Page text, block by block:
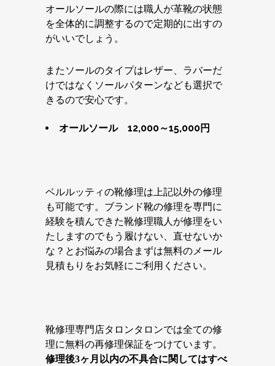
オールソールの際には職人が革靴の状態
を全体的に調整するので定期的に出すの
がいいでしょう。
またソールのタイプはレザー、ラバーだ
けではなくソールパターンなども選択で
きるので安心です。
オールソール 12,000～15,000円
ベルルッティの靴修理は上記以外の修理
も可能です。ブランド靴の修理を専門に
経験を積んできた靴修理職人が修理をい
たしますのでもう履けない、直せないか
な？とお悩みの場合まずは無料のメール
見積もりをお気軽にご利用ください。
靴修理専門店タロンタロンでは全ての修
理に無料の再修理保証をつけています。
修理後3ヶ月以内の不具合に関してはすべ